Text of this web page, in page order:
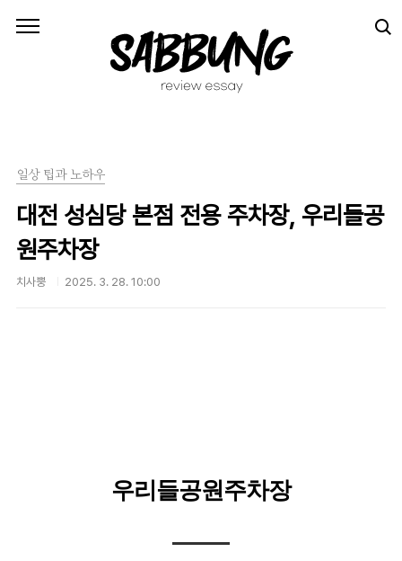
일상 팁과 노하우
대전 성심당 본점 전용 주차장, 우리들공
원주차장
치사뿡 2025. 3. 28. 10:00
우리들공원주차장